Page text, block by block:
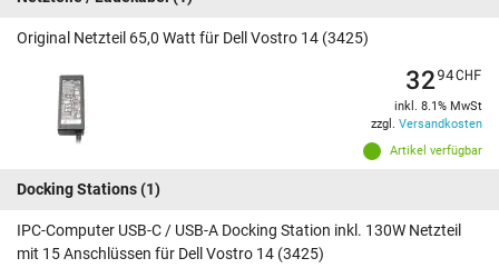
Original Netzteil 65,0 Watt für Dell Vostro 14 (3425)
Artikel verfügbar
3294CHF
inkl. 8.1% MwSt
zzgl. Versandkosten
Docking Stations(1)
IPC-Computer USB-C / USB-A Docking Station inkl. 130W Netzteil
mit 15 Anschlüssen für Dell Vostro 14 (3425)